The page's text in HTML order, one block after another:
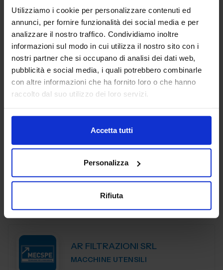
Utilizziamo i cookie per personalizzare contenuti ed
annunci, per fornire funzionalità dei social media e per
analizzare il nostro traffico. Condividiamo inoltre
informazioni sul modo in cui utilizza il nostro sito con i
nostri partner che si occupano di analisi dei dati web,
pubblicità e social media, i quali potrebbero combinarle
con altre informazioni che ha fornito loro o che hanno
raccolto dal suo utilizzo dei loro servizi.
Accetta tutti
Personalizza
Rifiuta
Padiglione: Pad. 16Stand: E43
Aggiungi ai preferiti
Vai alla scheda
Padiglione:Pad. 14Stand:E31
AR FILTRAZIONI SRL
MACCHINE UTENSILI